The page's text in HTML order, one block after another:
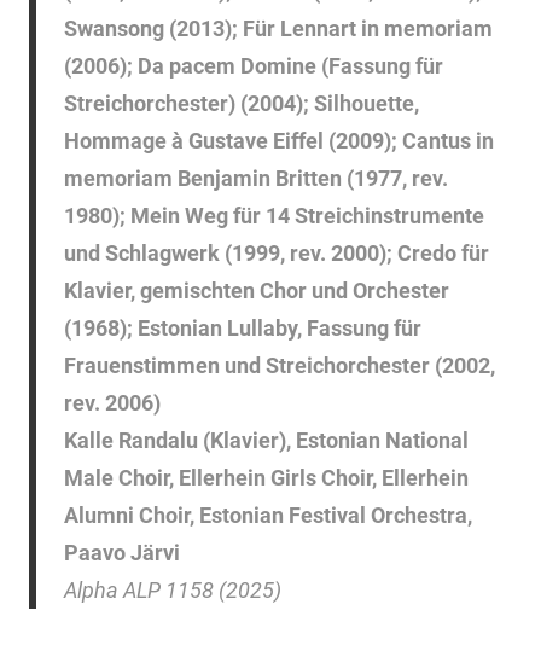
Swansong (2013); Für Lennart in memoriam
(2006); Da pacem Domine (Fassung für
Streichorchester) (2004); Silhouette,
Hommage à Gustave Eiffel (2009); Cantus in
memoriam Benjamin Britten (1977, rev.
1980); Mein Weg für 14 Streichinstrumente
und Schlagwerk (1999, rev. 2000); Credo für
Klavier, gemischten Chor und Orchester
(1968); Estonian Lullaby, Fassung für
Frauenstimmen und Streichorchester (2002,
rev. 2006)
Kalle Randalu (Klavier), Estonian National
Male Choir, Ellerhein Girls Choir, Ellerhein
Alumni Choir, Estonian Festival Orchestra,
Paavo Järvi
Alpha ALP 1158 (2025)